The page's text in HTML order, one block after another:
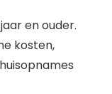
en ouder.
kosten,